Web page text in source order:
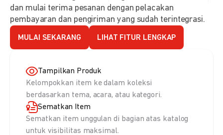
dan mulai terima pesanan dengan pelacakan
pembayaran dan pengiriman yang sudah terintegrasi.
MULAI SEKARANG LIHAT FITUR LENGKAP
Tampilkan Produk
Kelompokkan item ke dalam koleksi
berdasarkan tema, acara, atau kategori.
Sematkan Item
Sematkan item unggulan di bagian atas katalog
untuk visibilitas maksimal.